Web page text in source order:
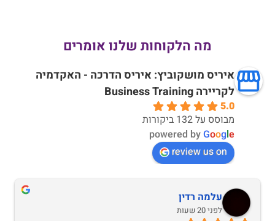
מה הלקוחות שלנו אומרים
איריס מושקוביץ: איריס הדרכה - האקדמיה
לקריירה Business Training
5.0
מבוסס על 132 ביקורות
powered byGoogle
review us on
עלמה רדין
לפני 20 שעות